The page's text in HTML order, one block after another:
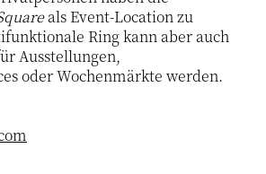
als Event-Location zu
Ring kann aber auch
Ausstellungen,
oder Wochenmärkte werden.